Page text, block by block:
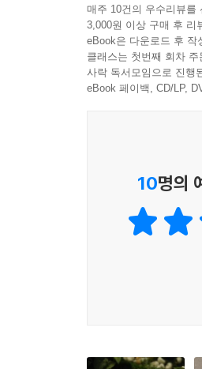
소설로 쓰는 일, 나
결말은 자신에게 다
매주 10건의 우수리뷰를
3,000원 이상 구매 후 리
eBook은 다운로드 후 작
클래스는 첫번째 회차
사락 독서모임으로 진행
eBook 페이백, CD/LP,
10명의